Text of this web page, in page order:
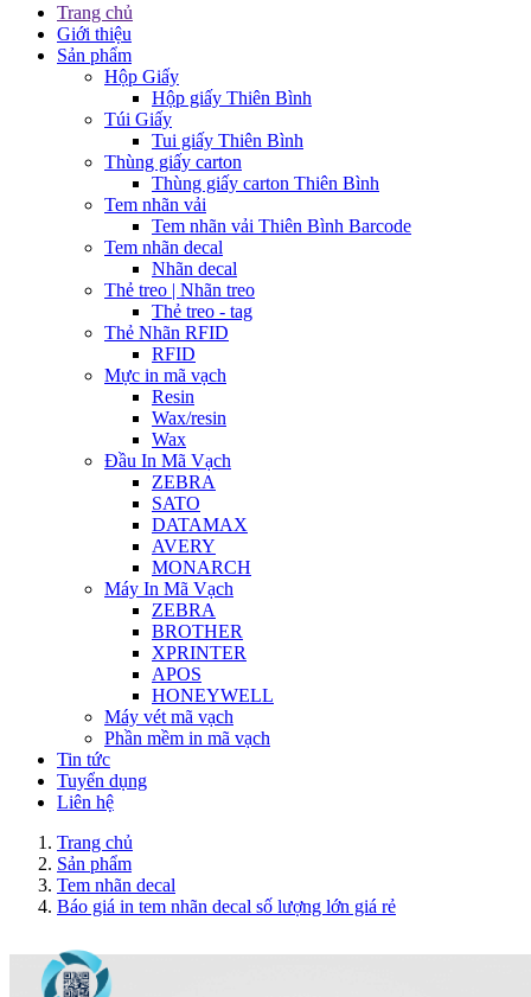
Trang chủ
Giới thiệu
Sản phẩm
Hộp Giấy
Hộp giấy Thiên Bình
Túi Giấy
Tui giấy Thiên Bình
Thùng giấy carton
Thùng giấy carton Thiên Bình
Tem nhãn vải
Tem nhãn vải Thiên Bình Barcode
Tem nhãn decal
Nhãn decal
Thẻ treo | Nhãn treo
Thẻ treo - tag
Thẻ Nhãn RFID
RFID
Mực in mã vạch
Resin
Wax/resin
Wax
Đầu In Mã Vạch
ZEBRA
SATO
DATAMAX
AVERY
MONARCH
Máy In Mã Vạch
ZEBRA
BROTHER
XPRINTER
APOS
HONEYWELL
Máy vét mã vạch
Phần mềm in mã vạch
Tin tức
Tuyển dụng
Liên hệ
Trang chủ
Sản phẩm
Tem nhãn decal
Báo giá in tem nhãn decal số lượng lớn giá rẻ